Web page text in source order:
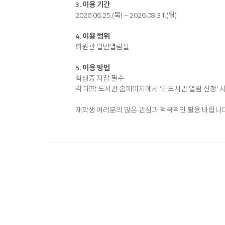
3. 이용 기간
2026.06.25.(목) ~ 2026.08.31.(월)
4. 이용 범위
회원관 일반열람실
5. 이용 방법
학생증 지참 필수
각 대학 도서관 홈페이지에서 ‘타도서관 열람 신청’
재학생 여러분의 많은 관심과 적극적인 활용 바랍니